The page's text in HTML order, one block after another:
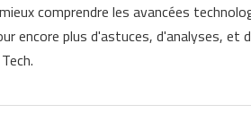
comprendre les avancées
encore plus d'astuces, d'analyses, et